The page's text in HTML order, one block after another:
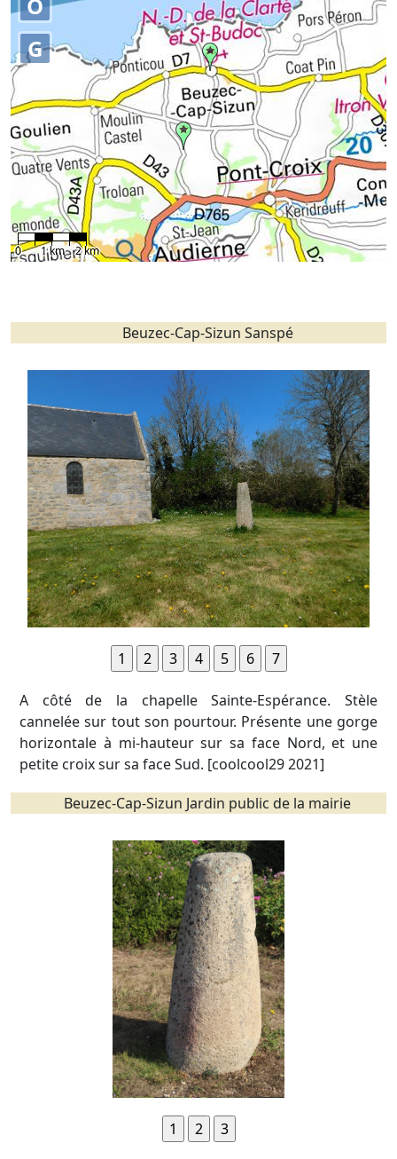
0 1 km 2 km
G
Beuzec-Cap-Sizun Sanspé
A côté de la chapelle Sainte-Espérance. Stèle
cannelée sur tout son pourtour. Présente une gorge
horizontale à mi-hauteur sur sa face Nord, et une
petite croix sur sa face Sud. [coolcool29 2021]
Beuzec-Cap-Sizun Jardin public de la mairie